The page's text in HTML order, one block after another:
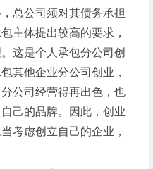
总公司须对其债务承担
主体提出较高的要求，
这是个人承包分公司创
其他企业分公司创业，
公司经营得再出色，也
己的品牌。因此，创业
考虑创立自己的企业，